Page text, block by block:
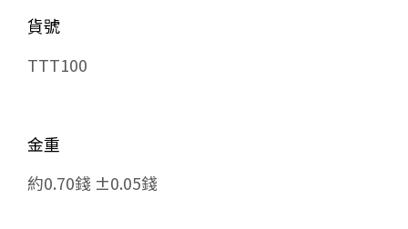
貨號
TTT100
金重
約0.70錢 ±0.05錢